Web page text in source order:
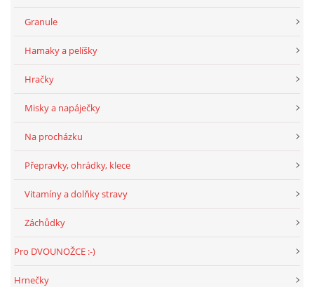
Granule
Hamaky a pelíšky
Hračky
Misky a napáječky
Na procházku
Přepravky, ohrádky, klece
Vitamíny a dolňky stravy
Záchůdky
Pro DVOUNOŽCE :-)
Hrnečky